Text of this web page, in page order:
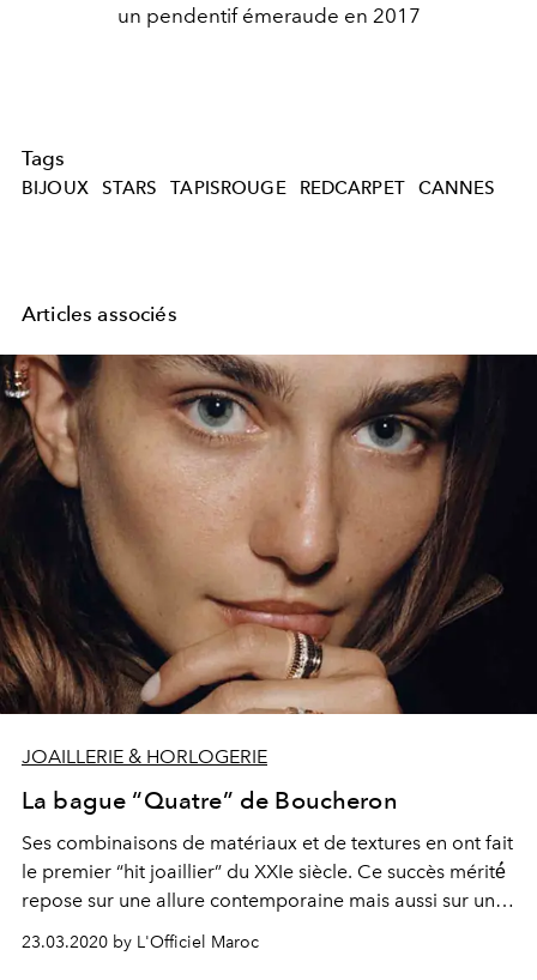
un pendentif émeraude en 2017
Tags
BIJOUX STARS TAPISROUGE REDCARPET CANNES
Articles associés
JOAILLERIE & HORLOGERIE
La bague “Quatre” de Boucheron
Ses combinaisons de matériaux et de textures en ont fait
le premier “hit joaillier” du XXIe siècle. Ce succès mérité́
repose sur une allure contemporaine mais aussi sur un
design évocateur qui raconte l’histoire du premier
joaillier de la place Vendôme et l’esprit de la Ville
23.03.2020 by L'Officiel Maroc